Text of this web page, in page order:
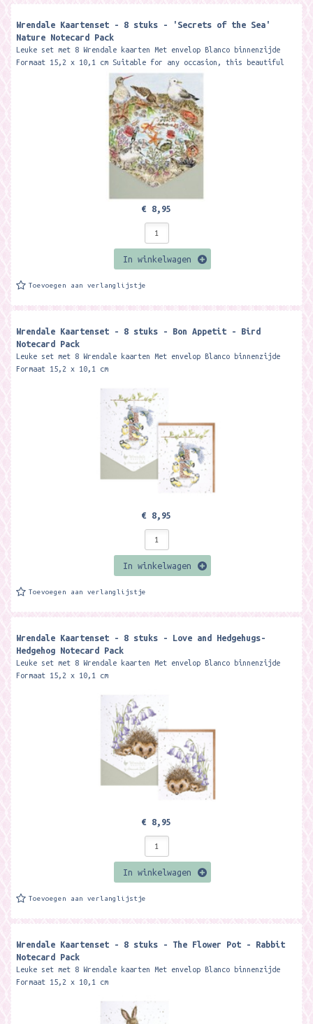
Wrendale Kaartenset - 8 stuks - 'Secrets of the Sea'
Nature Notecard Pack
Leuke set met 8 Wrendale kaarten Met envelop Blanco binnenzijde
Formaat 15,2 x 10,1 cm Suitable for any occasion, this beautiful
€ 8,95
In winkelwagen
Toevoegen aan verlanglijstje
Wrendale Kaartenset - 8 stuks - Bon Appetit - Bird
Notecard Pack
Leuke set met 8 Wrendale kaarten Met envelop Blanco binnenzijde
Formaat 15,2 x 10,1 cm
€ 8,95
In winkelwagen
Toevoegen aan verlanglijstje
Wrendale Kaartenset - 8 stuks - Love and Hedgehugs-
Hedgehog Notecard Pack
Leuke set met 8 Wrendale kaarten Met envelop Blanco binnenzijde
Formaat 15,2 x 10,1 cm
€ 8,95
In winkelwagen
Toevoegen aan verlanglijstje
Wrendale Kaartenset - 8 stuks - The Flower Pot - Rabbit
Notecard Pack
Leuke set met 8 Wrendale kaarten Met envelop Blanco binnenzijde
Formaat 15,2 x 10,1 cm